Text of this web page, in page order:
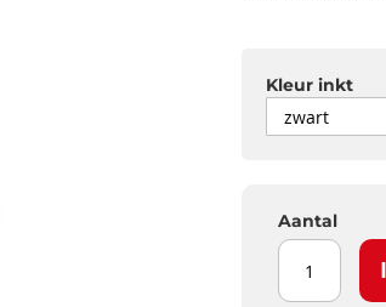
Kleur inkt
Aantal